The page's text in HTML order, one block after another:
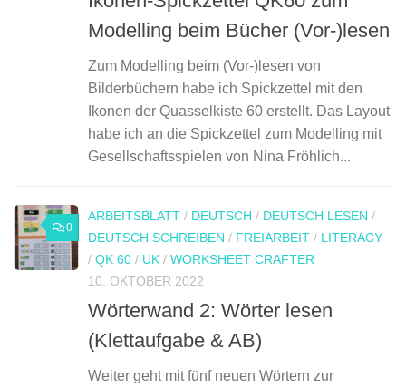
Modelling beim Bücher (Vor-)lesen
Zum Modelling beim (Vor-)lesen von
Bilderbüchern habe ich Spickzettel mit den
Ikonen der Quasselkiste 60 erstellt. Das Layout
habe ich an die Spickzettel zum Modelling mit
Gesellschaftsspielen von Nina Fröhlich...
0
ARBEITSBLATT / DEUTSCH / DEUTSCH LESEN /
DEUTSCH SCHREIBEN / FREIARBEIT / LITERACY
/ QK 60 / UK / WORKSHEET CRAFTER
10. OKTOBER 2022
Wörterwand 2: Wörter lesen
(Klettaufgabe & AB)
Weiter geht mit fünf neuen Wörtern zur